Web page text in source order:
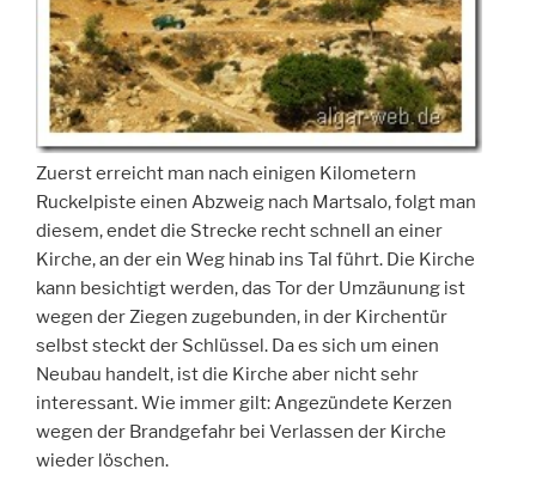
Zuerst erreicht man nach einigen Kilometern
Ruckelpiste einen Abzweig nach Martsalo, folgt man
diesem, endet die Strecke recht schnell an einer
Kirche, an der ein Weg hinab ins Tal führt. Die Kirche
kann besichtigt werden, das Tor der Umzäunung ist
wegen der Ziegen zugebunden, in der Kirchentür
selbst steckt der Schlüssel. Da es sich um einen
Neubau handelt, ist die Kirche aber nicht sehr
interessant. Wie immer gilt: Angezündete Kerzen
wegen der Brandgefahr bei Verlassen der Kirche
wieder löschen.